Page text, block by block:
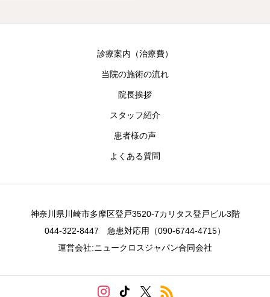
診療案内（治療費）
当院の施術の流れ
院長挨拶
スタッフ紹介
患者様の声
よくある質問
神奈川県川崎市多摩区登戸3520-7カリタス登戸ビル3階
044-322-8447 急患対応用（090-6744-4715）
運営会社:ニュークロスジャパン合同会社